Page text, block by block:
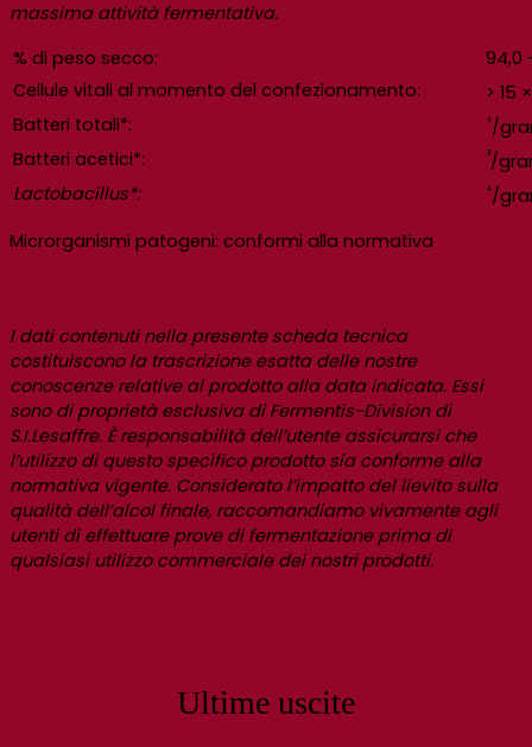
massima attività fermentativa.
% di peso secco:
94,0
Cellule vitali al momento del confezionamento:
> 15
Batteri totali*:
⁴/
Batteri acetici*:
³/
Lactobacillus*:
⁴/
Microrganismi patogeni: conformi alla normativa
I dati contenuti nella presente scheda tecnica
costituiscono la trascrizione esatta delle nostre
conoscenze relative al prodotto alla data indicata. Essi
sono di proprietà esclusiva di Fermentis-Division di
S.I.Lesaffre. È responsabilità dell’utente assicurarsi che
l’utilizzo di questo specifico prodotto sia conforme alla
normativa vigente. Considerato l’impatto del lievito sulla
qualità dell’alcol finale, raccomandiamo vivamente agli
utenti di effettuare prove di fermentazione prima di
qualsiasi utilizzo commerciale dei nostri prodotti.
Ultime uscite